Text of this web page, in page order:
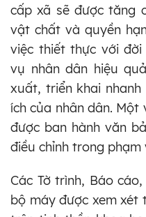
cấp xã sẽ được tăng
vật chất và quyền
việc thiết thực với đời
vụ nhân dân hiệu
xuất, triển khai
ích của nhân dân. Một
được ban hành văn
điều chỉnh trong phạm
Các Tờ trình, Báo
bộ máy được xem xét